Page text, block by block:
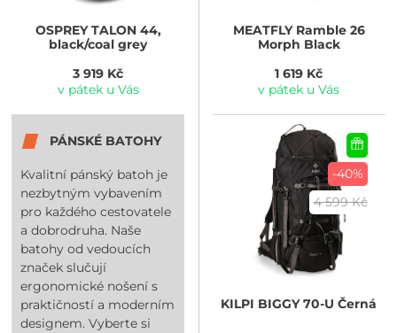
OSPREYTALON 44,
black/coal grey
3 919 Kč
v pátek u Vás
MEATFLYRamble 26
Morph Black
1 619 Kč
v pátek u Vás
PÁNSKÉ BATOHY
Kvalitní pánský batoh je
nezbytným vybavením
pro každého cestovatele
a dobrodruha. Naše
batohy od vedoucích
značek slučují
ergonomické nošení s
praktičností a moderním
designem. Vyberte si
-40%
4 599 Kč
KILPI BIGGY 70-U Černá